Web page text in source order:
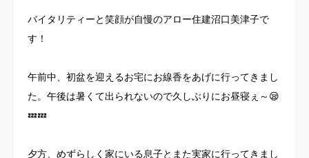
バイタリティーと笑顔が自慢のアロー住建沼口美津子で
す！
午前中、初盆を迎えるお宅にお線香をあげに行ってきまし
た。午後は暑くて出られないので久しぶりにお昼寝ぇ～😪
💤💤
夕方、めずらしく家にいる息子とまた実家に行ってきまし
特集コンテンツ
お客様の声